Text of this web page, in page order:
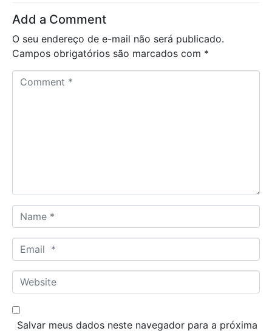
Add a Comment
O seu endereço de e-mail não será publicado.
Campos obrigatórios são marcados com *
a
m
*
m
a
*
W
e
b
Salvar meus dados neste navegador para a próxima